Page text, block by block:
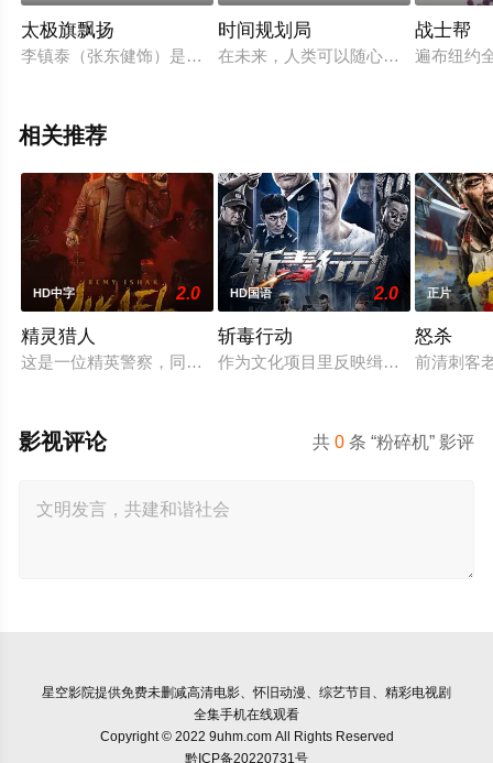
太极旗飘扬
李镇泰（张东健饰）是生活在汉城的一个修鞋匠，一家人的生
时间规划局
在未来，人类可以随心所欲的操控时
战士帮
遍布纽约
相关推荐
HD中字 2.0
精灵猎人
这是一位精英警察，同时也是精灵猎手。在调查一系列血腥谋
HD国语 2.0
斩毒行动
作为文化项目里反映缉毒题材的电影
正片
怒杀
前清刺客
共0 条 “粉碎机” 影评
影视评论
星空影院提供免费未删减高清电影、怀旧动漫、综艺节目、精彩电视剧
全集手机在线观看
Copyright © 2022 9uhm.com All Rights Reserved
黔ICP备20220731号